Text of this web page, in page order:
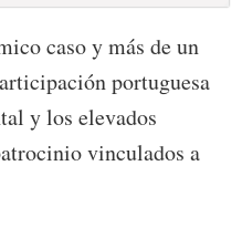
caso y más de un
portuguesa
y los elevados
vinculados a